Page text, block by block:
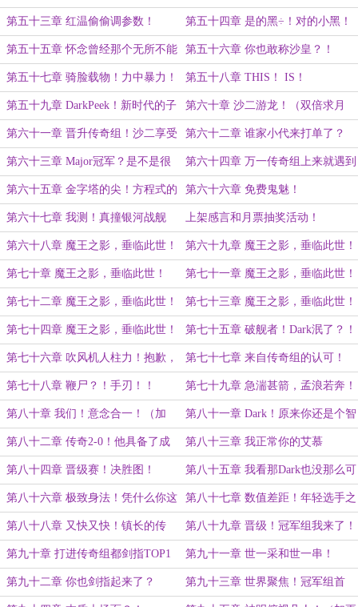
的，就让AK来！ 赢啊！（二合一）
第五十三章 红温偷偷调参数！ 第五十四章 是的黑÷！对的小黑！
牛的黑神！卧槽里的黑魔王！
第五十五章 怀念曾经那个无所不能
的自己......
第五十六章 你也敢称沙皇？！
第五十七章 骑脸载物！力中暴力！
（二合一大章）
第五十八章 THIS！ IS！
DarK！！！（双倍求月票）
第五十九章 DarkPeek！新时代的子
弹！（双倍求月票）
第六十章 沙二游龙！（双倍求月
票）
第六十一章 晋升传奇组！沙二享受
者！（双倍求月票）
第六十二章 谁家小代来打单了？
（双倍求月票）
第六十三章 Major冠军？是不是很
大胆！（双倍求月票）
第六十四章 万一传奇组上来就遇到
银河战舰咋办？（双倍求月票）
第六十五章 金字塔的尖！方程式的
解！（双倍求月票）
第六十六章 免费鬼魅！
第六十七章 我测！真撞银河战舰
了！
上架感言和月票抽奖活动！
第六十八章 魔王之影，垂临此世！
（求首订！）
第六十九章 魔王之影，垂临此世！
（二）
第七十章 魔王之影，垂临此世！
（三）
第七十一章 魔王之影，垂临此世！
（四）
第七十二章 魔王之影，垂临此世！
（五）
第七十三章 魔王之影，垂临此世！
（六）
第七十四章 魔王之影，垂临此世！
（七）双倍求月票！
第七十五章 破舰者！Dark泯了？！
（求首订求月票）
第七十六章 吹风机人柱力！抱歉，
我一刻也没有觉得Dark有多强！
第七十七章 来自传奇组的认可！
（双倍求月票求订阅）
第七十八章 鞭尸？！手刃！！ 第七十九章 急湍甚箭，孟浪若奔！
中路最速の传说！
第八十章 我们！意念合一！（加
更）
第八十一章 Dark！原来你还是个智
将啊！
第八十二章 传奇2-0！他具备了成
为明星选手的一切潜质！
第八十三章 我正常你的艾慕
啊！！！（加更）
第八十四章 晋级赛！决胜图！ 第八十五章 我看那Dark也没那么可
怕
第八十六章 极致身法！凭什么你这
么秀？（加更）
第八十七章 数值差距！年轻选手之
间的“代沟”！
第八十八章 又快又快！镇长的传
承！（求个月票）
第八十九章 晋级！冠军组我来了！
（加更）
第九十章 打进传奇组都剑指TOP1
了！冠军组还得了？！
第九十一章 世一采和世一串！
第九十二章 你也剑指起来了？ 第九十三章 世界聚焦！冠军组首